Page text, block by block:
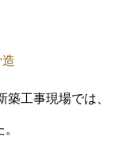
工事現場では、